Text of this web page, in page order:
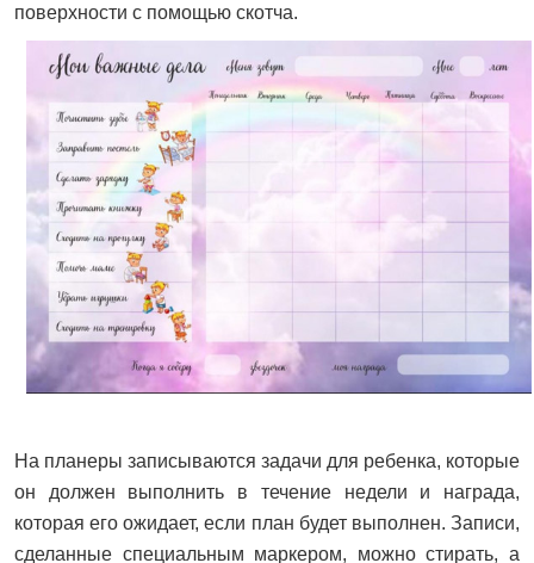
поверхности с помощью скотча.
На планеры записываются задачи для ребенка, которые
он должен выполнить в течение недели и награда,
которая его ожидает, если план будет выполнен. Записи,
сделанные специальным маркером, можно стирать, а